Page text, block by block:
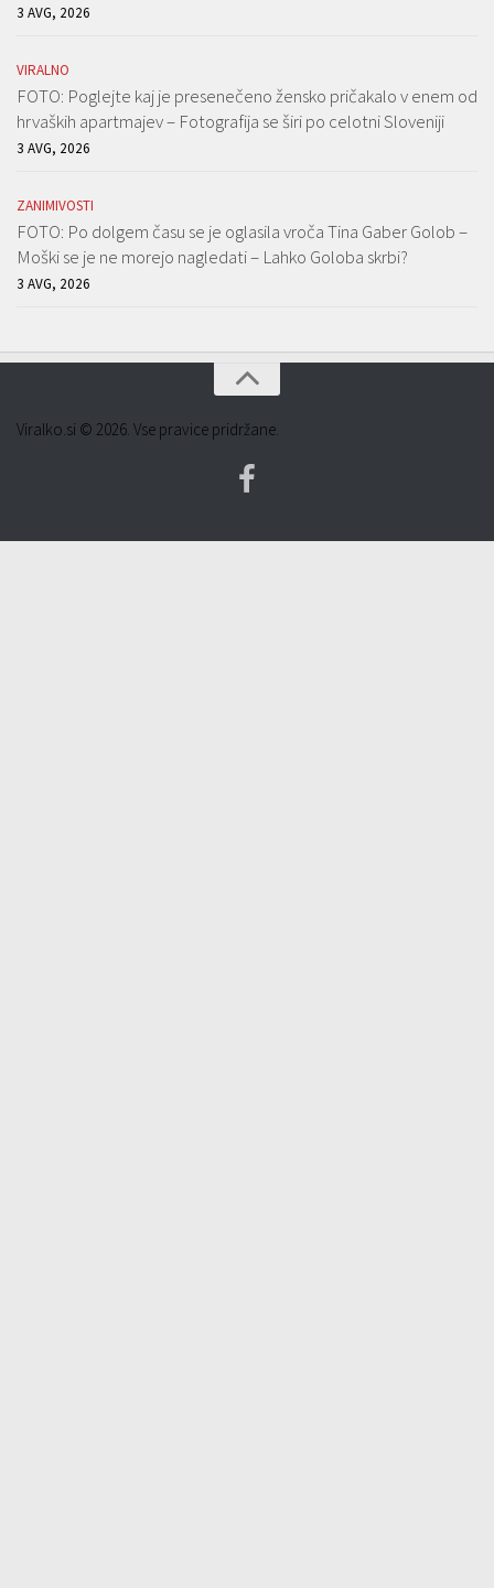
3 AVG, 2026
VIRALNO
FOTO: Poglejte kaj je presenečeno žensko pričakalo v enem od
hrvaških apartmajev – Fotografija se širi po celotni Sloveniji
3 AVG, 2026
ZANIMIVOSTI
FOTO: Po dolgem času se je oglasila vroča Tina Gaber Golob –
Moški se je ne morejo nagledati – Lahko Goloba skrbi?
3 AVG, 2026
Viralko.si © 2026. Vse pravice pridržane.